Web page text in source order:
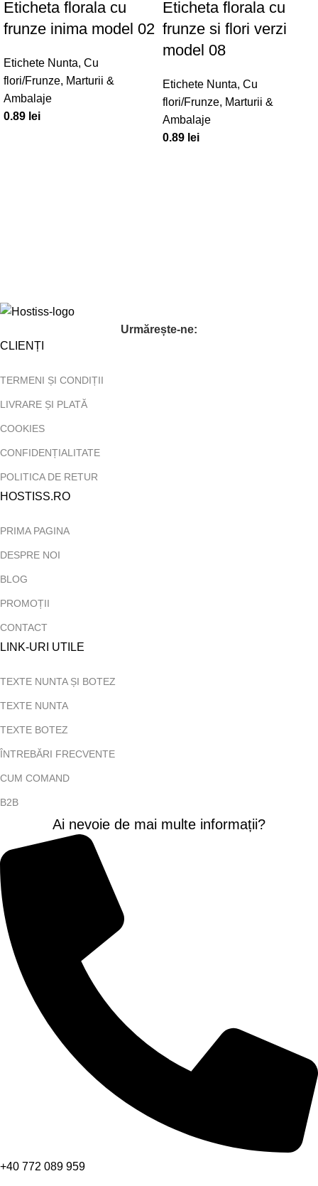
Eticheta florala cu
frunze inima model 02
Etichete Nunta, Cu
flori/Frunze, Marturii &
Ambalaje
0.89 lei
Eticheta florala cu
frunze si flori verzi
model 08
Etichete Nunta, Cu
flori/Frunze, Marturii &
Ambalaje
0.89 lei
Urmărește-ne:
CLIENȚI
TERMENI ȘI CONDIȚII
LIVRARE ȘI PLATĂ
COOKIES
CONFIDENȚIALITATE
POLITICA DE RETUR
HOSTISS.RO
PRIMA PAGINA
DESPRE NOI
BLOG
PROMOȚII
CONTACT
LINK-URI UTILE
TEXTE NUNTA ȘI BOTEZ
TEXTE NUNTA
TEXTE BOTEZ
ÎNTREBĂRI FRECVENTE
CUM COMAND
B2B
Ai nevoie de mai multe informații?
+40 772 089 959